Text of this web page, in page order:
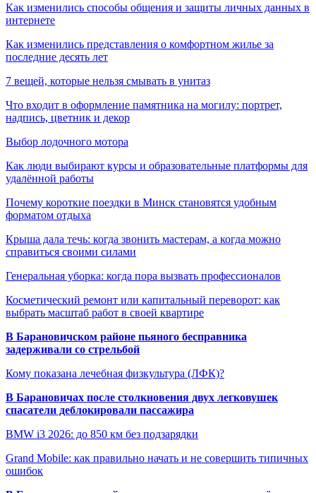
Как изменились способы общения и защиты личных данных в
интернете
Как изменились представления о комфортном жилье за
последние десять лет
7 вещей, которые нельзя смывать в унитаз
Что входит в оформление памятника на могилу: портрет,
надпись, цветник и декор
Выбор лодочного мотора
Как люди выбирают курсы и образовательные платформы для
удалённой работы
Почему короткие поездки в Минск становятся удобным
форматом отдыха
Крыша дала течь: когда звонить мастерам, а когда можно
справиться своими силами
Генеральная уборка: когда пора вызвать профессионалов
Косметический ремонт или капитальный переворот: как
выбрать масштаб работ в своей квартире
В Барановичском районе пьяного бесправника
задерживали со стрельбой
Кому показана лечебная физкультура (ЛФК)?
В Барановичах после столкновения двух легковушек
спасатели деблокировали пассажира
BMW i3 2026: до 850 км без подзарядки
Grand Mobile: как правильно начать и не совершить типичных
ошибок